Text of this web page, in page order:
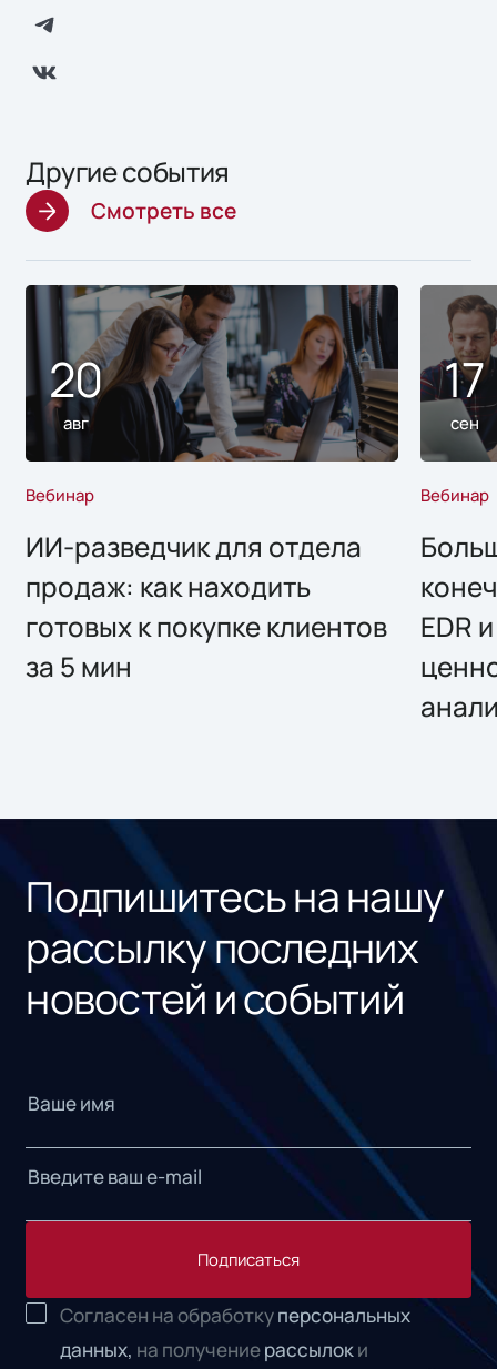
Другие события
Смотреть все
20
авг
Вебинар
ИИ-разведчик для отдела
продаж: как находить
готовых к покупке клиентов
за 5 мин
17
сен
Вебинар
EDR
Подпишитесь на нашу
рассылку последних
новостей и событий
Подписаться
Согласен на обработкуперсональных
данных, на получениерассылоки